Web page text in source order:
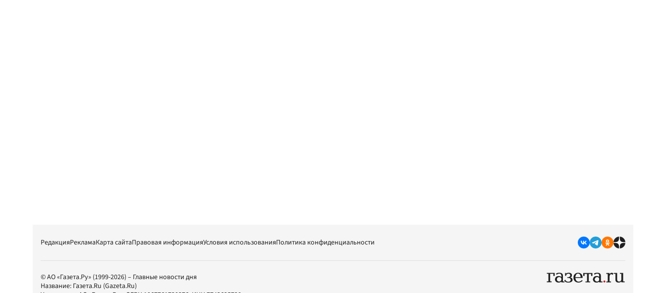
РедакцияРекламаКарта сайтаПравовая информацияУсловия использованияПолитика конфиденциальности
© АО «Газета.Ру» (1999-2026) – Главные новости дня
Название: Газета.Ru (Gazeta.Ru)